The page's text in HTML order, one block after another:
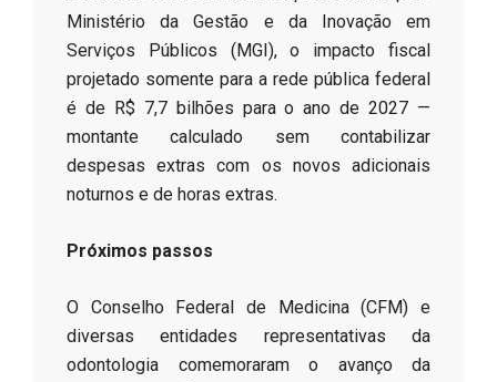
Ministério da Gestão e da Inovação em
Serviços Públicos (MGI), o impacto fiscal
projetado somente para a rede pública federal
é de R$ 7,7 bilhões para o ano de 2027 —
montante calculado sem contabilizar
despesas extras com os novos adicionais
noturnos e de horas extras.
Próximos passos
​O Conselho Federal de Medicina (CFM) e
diversas entidades representativas da
odontologia comemoraram o avanço da